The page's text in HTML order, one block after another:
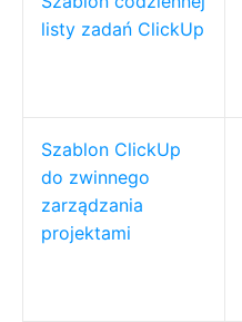
listy zadań ClickUp
Szablon ClickUp
do zwinnego
zarządzania
projektami